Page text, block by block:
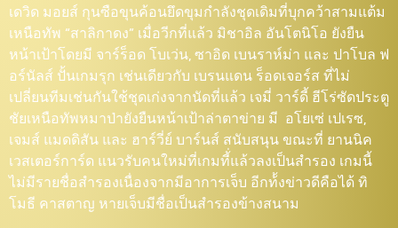
เดวิด มอยส์ กุนซือขุนค้อนยึดขุมกำลังชุดเดิมที่บุกคว้าสามแต้ม
เหนือทัพ “สาลิกาดง” เมื่อวีกที่แล้ว มิชาอิล อันโตนิโอ ยังยืน
หน้าเป้าโดยมี จาร์ร็อด โบเว่น, ซาอิด เบนราห์ม่า และ ปาโบล ฟ
อร์นัลส์ ปั้นเกมรุก เช่นเดียวกับ เบรนแดน ร็อดเจอร์ส ที่ไม่
เปลี่ยนทีมเช่นกันใช้ชุดเก่งจากนัดที่แล้ว เจมี่ วาร์ดี้ ฮีโร่ซัดประตู
ชัยเหนือทัพหมาป่ายังยืนหน้าเป้าล่าตาข่าย มี อโยเซ่ เปเรซ,
เจมส์ แมดดิสัน และ ฮาร์วี่ย์ บาร์นส์ สนับสนุน ขณะที่ ยานนิค
เวสเตอร์การ์ด แนวรับคนใหม่ที่เกมที้่แล้วลงเป็นสำรอง เกมนี้
ไม่มีรายชื่อสำรองเนื่องจากมีอาการเจ็บ อีกท้้งข่าวดีคือได้ ทิ
โมธี คาสตาญ หายเจ็บมีชื่อเป็นสำรองข้างสนาม